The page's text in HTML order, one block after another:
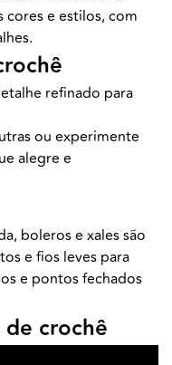
cores e estilos, com
refinado para
ou experimente
alegre e
boleros e xales são
e fios leves para
e pontos fechados
crochê